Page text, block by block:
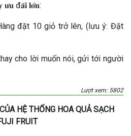
đ𝐚̃𝐢 𝐥𝐨̛́𝐧:
đặt 10 giỏ trở lên, (lưu ý: Đặt
cho lời muốn nói, gửi tới người
Lượt xem: 5802
HỆ THỐNG HOA QUẢ SẠCH
FRUIT